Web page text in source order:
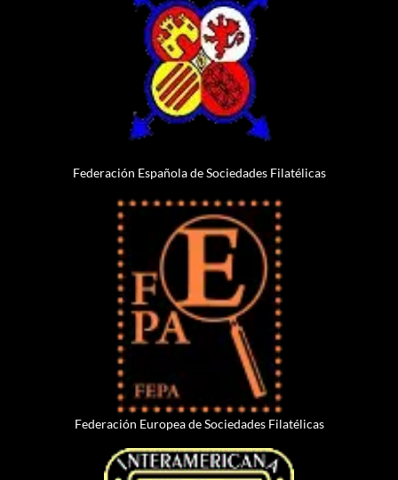
Federación Española de Sociedades Filatélicas
Federación Europea de Sociedades Filatélicas